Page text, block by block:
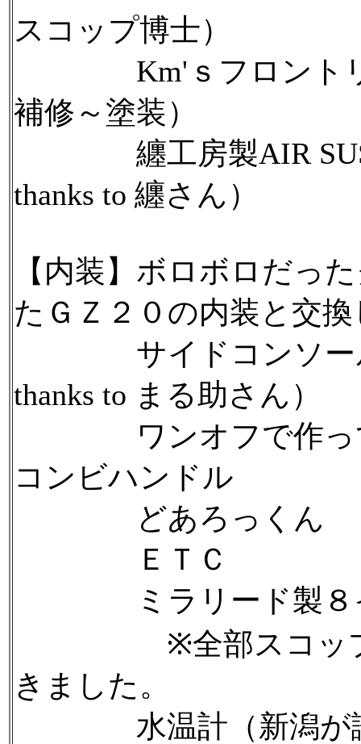
スコップ博士）
Km'ｓフロントリ
補修～塗装）
纏工房製AIR
thanks to 纏さん）
【内装】ボロボロだっ
たＧＺ２０の内装と交
サイドコンソール
thanks to まる助さん）
ワンオフで作って
コンビハンドル
どあろっくん
ＥＴＣ
ミラリード製８イ
※全部スコップ博
きました。
水温計（新潟が誇